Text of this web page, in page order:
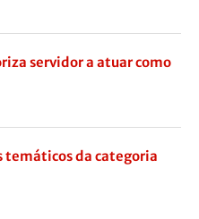
servidor a atuar como
temáticos da categoria